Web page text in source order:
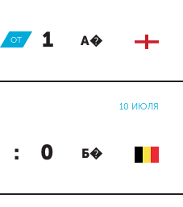
: 1 А�
ОТ
10 ИЮЛЯ
: 0 Б�